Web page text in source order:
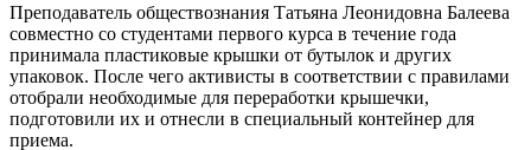
Преподаватель обществознания Татьяна Леонидовна Балеева
совместно со студентами первого курса в течение года
принимала пластиковые крышки от бутылок и других
упаковок. После чего активисты в соответствии с правилами
отобрали необходимые для переработки крышечки,
подготовили их и отнесли в специальный контейнер для
приема.